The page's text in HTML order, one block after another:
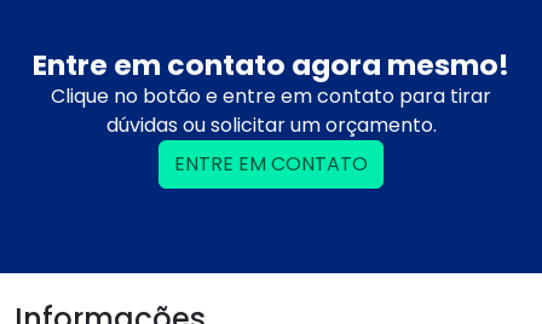
Entre em contato agora mesmo!
Clique no botão e entre em contato para tirar
dúvidas ou solicitar um orçamento.
ENTRE EM CONTATO